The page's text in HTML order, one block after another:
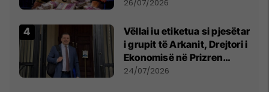
26/07/2026
Vëllai iu etiketua si pjesëtar
i grupit të Arkanit, Drejtori i
Ekonomisë në Prizren
mohon pretendimet
24/07/2026